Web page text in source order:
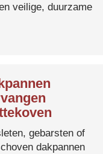
veilige, duurzame
gebarsten of
dakpannen